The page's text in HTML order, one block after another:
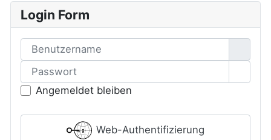
Login Form
Benutzername
Passwort
Angemeldet bleiben
Web-Authentifizierung